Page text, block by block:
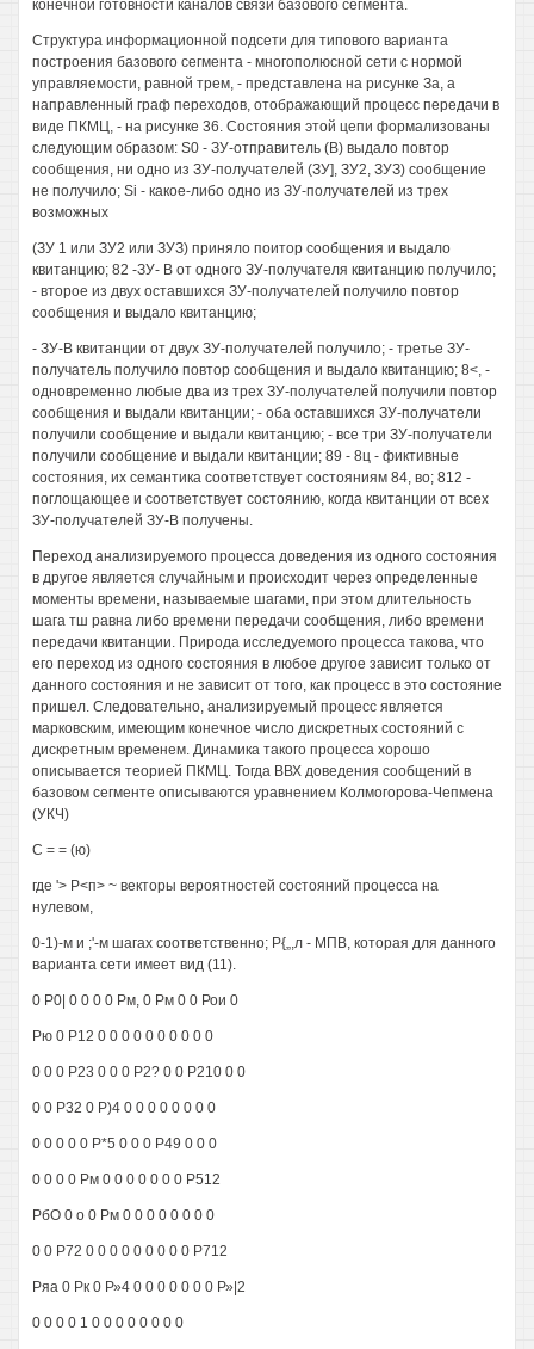
конечной готовности каналов связи базового сегмента.
Структура информационной подсети для типового варианта
построения базового сегмента - многополюсной сети с нормой
управляемости, равной трем, - представлена на рисунке За, а
направленный граф переходов, отображающий процесс передачи в
виде ПКМЦ, - на рисунке 36. Состояния этой цепи формализованы
следующим образом: S0 - ЗУ-отправитель (В) выдало повтор
сообщения, ни одно из ЗУ-получателей (ЗУ], ЗУ2, ЗУЗ) сообщение
не получило; Si - какое-либо одно из ЗУ-получателей из трех
возможных
(ЗУ 1 или ЗУ2 или ЗУЗ) приняло поитор сообщения и выдало
квитанцию; 82 -ЗУ- В от одного ЗУ-получателя квитанцию получило;
- второе из двух оставшихся ЗУ-получателей получило повтор
сообщения и выдало квитанцию;
- ЗУ-В квитанции от двух ЗУ-получателей получило; - третье ЗУ-
получатель получило повтор сообщения и выдало квитанцию; 8<, -
одновременно любые два из трех ЗУ-получателей получили повтор
сообщения и выдали квитанции; - оба оставшихся ЗУ-получатели
получили сообщение и выдали квитанцию; - все три ЗУ-получатели
получили сообщение и выдали квитанции; 89 - 8ц - фиктивные
состояния, их семантика соответствует состояниям 84, во; 812 -
поглощающее и соответствует состоянию, когда квитанции от всех
ЗУ-получателей ЗУ-В получены.
Переход анализируемого процесса доведения из одного состояния
в другое является случайным и происходит через определенные
моменты времени, называемые шагами, при этом длительность
шага тш равна либо времени передачи сообщения, либо времени
передачи квитанции. Природа исследуемого процесса такова, что
его переход из одного состояния в любое другое зависит только от
данного состояния и не зависит от того, как процесс в это состояние
пришел. Следовательно, анализируемый процесс является
марковским, имеющим конечное число дискретных состояний с
дискретным временем. Динамика такого процесса хорошо
описывается теорией ПКМЦ. Тогда ВВХ доведения сообщений в
базовом сегменте описываются уравнением Колмогорова-Чепмена
(УКЧ)
С = = (ю)
где '> Р<п> ~ векторы вероятностей состояний процесса на
нулевом,
0-1)-м и ;'-м шагах соответственно; Р{„,л - МПВ, которая для данного
варианта сети имеет вид (11).
0 Р0| 0 0 0 0 Рм, 0 Рм 0 0 Рои 0
Рю 0 Р12 0 0 0 0 0 0 0 0 0 0
0 0 0 Р23 0 0 0 Р2? 0 0 Р210 0 0
0 0 Р32 0 Р)4 0 0 0 0 0 0 0 0
0 0 0 0 0 Р*5 0 0 0 Р49 0 0 0
0 0 0 0 Рм 0 0 0 0 0 0 0 Р512
РбО 0 о 0 Рм 0 0 0 0 0 0 0 0
0 0 Р72 0 0 0 0 0 0 0 0 0 Р712
Ряа 0 Рк 0 Р»4 0 0 0 0 0 0 0 Р»|2
0 0 0 0 1 0 0 0 0 0 0 0 0